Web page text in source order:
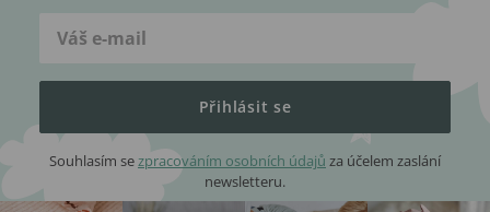
Přihlásit se
Souhlasím sezpracováním osobních údajů za účelem zaslání
newsletteru.